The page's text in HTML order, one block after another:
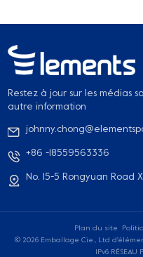
Restez à jour sur les médias
autre information
+86 -18559563336
No. 15-5 Rongyuan Road
Plan du site
© 2026 Emballage Cie., Ltd
IPv6 RÉSEAU